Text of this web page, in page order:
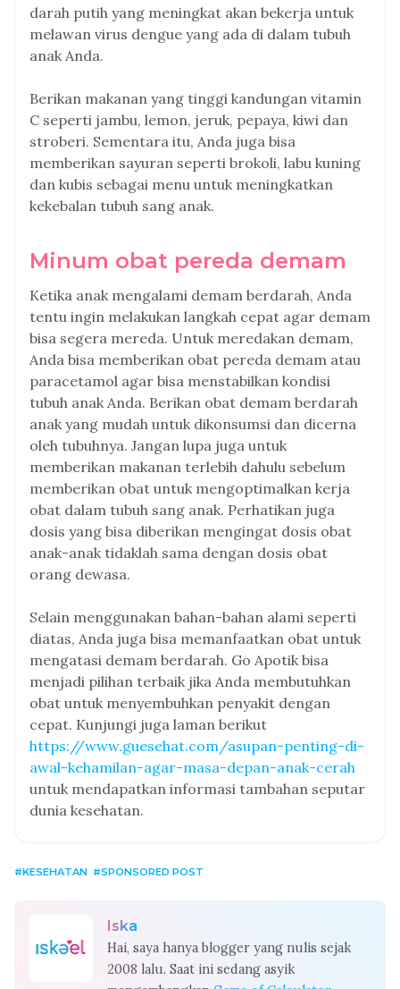
darah putih yang meningkat akan bekerja untuk
melawan virus dengue yang ada di dalam tubuh
anak Anda.
Berikan makanan yang tinggi kandungan vitamin
C seperti jambu, lemon, jeruk, pepaya, kiwi dan
stroberi. Sementara itu, Anda juga bisa
memberikan sayuran seperti brokoli, labu kuning
dan kubis sebagai menu untuk meningkatkan
kekebalan tubuh sang anak.
Minum obat pereda demam
Ketika anak mengalami demam berdarah, Anda
tentu ingin melakukan langkah cepat agar demam
bisa segera mereda. Untuk meredakan demam,
Anda bisa memberikan obat pereda demam atau
paracetamol agar bisa menstabilkan kondisi
tubuh anak Anda. Berikan obat demam berdarah
anak yang mudah untuk dikonsumsi dan dicerna
oleh tubuhnya. Jangan lupa juga untuk
memberikan makanan terlebih dahulu sebelum
memberikan obat untuk mengoptimalkan kerja
obat dalam tubuh sang anak. Perhatikan juga
dosis yang bisa diberikan mengingat dosis obat
anak-anak tidaklah sama dengan dosis obat
orang dewasa.
Selain menggunakan bahan-bahan alami seperti
diatas, Anda juga bisa memanfaatkan obat untuk
mengatasi demam berdarah. Go Apotik bisa
menjadi pilihan terbaik jika Anda membutuhkan
obat untuk menyembuhkan penyakit dengan
cepat. Kunjungi juga laman berikut
https://www.guesehat.com/asupan-penting-di-
awal-kehamilan-agar-masa-depan-anak-cerah
untuk mendapatkan informasi tambahan seputar
dunia kesehatan.
KESEHATAN SPONSORED POST
Iska
Hai, saya hanya blogger yang nulis sejak
2008 lalu. Saat ini sedang asyik